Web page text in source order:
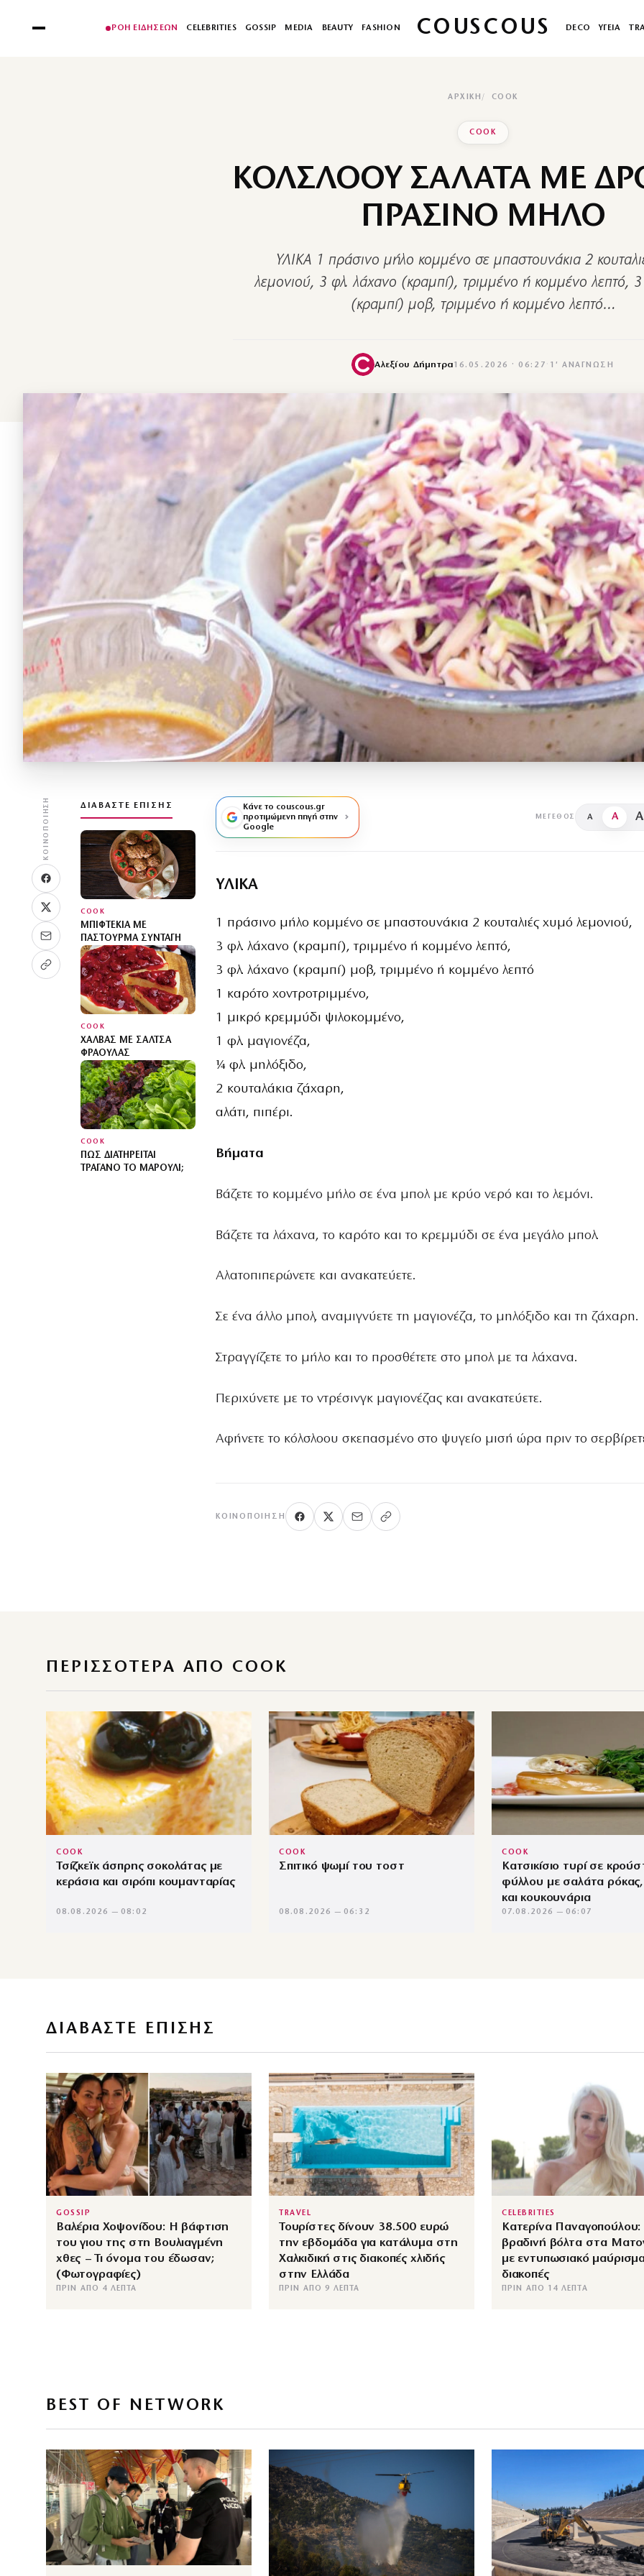
ΡΟΗ ΕΙΔΗΣΕΩΝ CELEBRITIES GOSSIP MEDIA BEAUTY FASHION COUSCOUS DECO ΥΓΕΙΑ
ΑΡΧΙΚΉ COOK
COOK
ΚΟΛΣΛΟΟΥ ΣΑΛΑΤΑ ΜΕ
ΠΡΑΣΙΝΟ ΜΗΛΟ
ΥΛΙΚΑ 1 πράσινο μήλο κομμένο σε μπαστουνάκια 2
λεμονιού, 3 φλ. λάχανο (κραμπί), τριμμένο ή κομμένο λεπτό,
(κραμπί) μοβ, τριμμένο ή κομμένο λεπτό…
Αλεξίου Δήμητρα16.05.2026 · 06:27 · 1′ ΑΝΆΓΝΩΣΗ
ΚΟΙΝΟΠΟΊΗΣΗ ΔΙΑΒΆΣΤΕ ΕΠΊΣΗΣ
COOK
ΜΠΙΦΤΈΚΙΑ ΜΕ
ΠΑΣΤΟΥΡΜΆ ΣΥΝΤΑΓΉ
COOK
ΧΑΛΒΆΣ ΜΕ ΣΆΛΤΣΑ
ΦΡΆΟΥΛΑΣ
COOK
ΠΏΣ ΔΙΑΤΗΡΕΊΤΑΙ
ΤΡΑΓΑΝΌ ΤΟ ΜΑΡΟΎΛΙ;
Κάνε το couscous.gr
προτιμώμενη πηγή στην
Google
ΜΈΓΕΘΟΣ A A A
ΥΛΙΚΑ
1 πράσινο μήλο κομμένο σε μπαστουνάκια 2 κουταλιές χυμό λεμονιού,
3 φλ. λάχανο (κραμπί), τριμμένο ή κομμένο λεπτό,
3 φλ. λάχανο (κραμπί) μοβ, τριμμένο ή κομμένο λεπτό
1 καρότο χοντροτριμμένο,
1 μικρό κρεμμύδι ψιλοκομμένο,
1 φλ. μαγιονέζα,
¼ φλ. μηλόξιδο,
2 κουταλάκια ζάχαρη,
αλάτι, πιπέρι.
Βήματα
Βάζετε το κομμένο μήλο σε ένα μπολ με κρύο νερό και το λεμόνι.
Βάζετε τα λάχανα, το καρότο και το κρεμμύδι σε ένα μεγάλο μπολ.
Αλατοπιπερώνετε και ανακατεύετε.
Σε ένα άλλο μπολ, αναμιγνύετε τη μαγιονέζα, το μηλόξιδο και τη ζάχαρη.
Στραγγίζετε το μήλο και το προσθέτετε στο μπολ με τα λάχανα.
Περιχύνετε με το ντρέσινγκ μαγιονέζας και ανακατεύετε.
Αφήνετε το κόλσλοου σκεπασμένο στο ψυγείο μισή ώρα πριν το
ΚΟΙΝΟΠΟΊΗΣΗ
ΠΕΡΙΣΣΌΤΕΡΑ ΑΠΌ COOK
COOK
Τσίζκεϊκ άσπρης σοκολάτας με
κεράσια και σιρόπι κουμανταρίας
08.08.2026 — 08:02
COOK
Σπιτικό ψωμί του τοστ
08.08.2026 — 06:32
COOK
Κατσικίσιο τυρί σε
φύλλου με σαλάτα ρόκας,
και κουκουνάρια
07.08.2026 — 06:07
ΔΙΑΒΑΣΤΕ ΕΠΙΣΗΣ
GOSSIP
Βαλέρια Χοψονίδου: Η βάφτιση
του γιου της στη Βουλιαγμένη
χθες – Τι όνομα του έδωσαν;
(Φωτογραφίες)
ΠΡΙΝ ΑΠΌ 4 ΛΕΠΤΆ
TRAVEL
Τουρίστες δίνουν 38.500 ευρώ
την εβδομάδα για κατάλυμα στη
Χαλκιδική στις διακοπές χλιδής
στην Ελλάδα
ΠΡΙΝ ΑΠΌ 9 ΛΕΠΤΆ
CELEBRITIES
Κατερίνα Παναγοπούλου:
βραδινή βόλτα στα
με εντυπωσιακό
διακοπές
ΠΡΙΝ ΑΠΌ 14 ΛΕΠΤΆ
BEST OF NETWORK